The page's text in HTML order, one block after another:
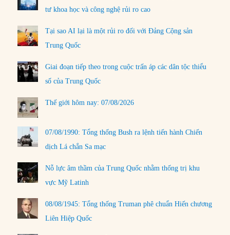
tư khoa học và công nghệ rủi ro cao
Tại sao AI lại là một rủi ro đối với Đảng Cộng sản
Trung Quốc
Giai đoạn tiếp theo trong cuộc trấn áp các dân tộc thiểu
số của Trung Quốc
Thế giới hôm nay: 07/08/2026
07/08/1990: Tổng thống Bush ra lệnh tiến hành Chiến
dịch Lá chắn Sa mạc
Nỗ lực âm thầm của Trung Quốc nhằm thống trị khu
vực Mỹ Latinh
08/08/1945: Tổng thống Truman phê chuẩn Hiến chương
Liên Hiệp Quốc